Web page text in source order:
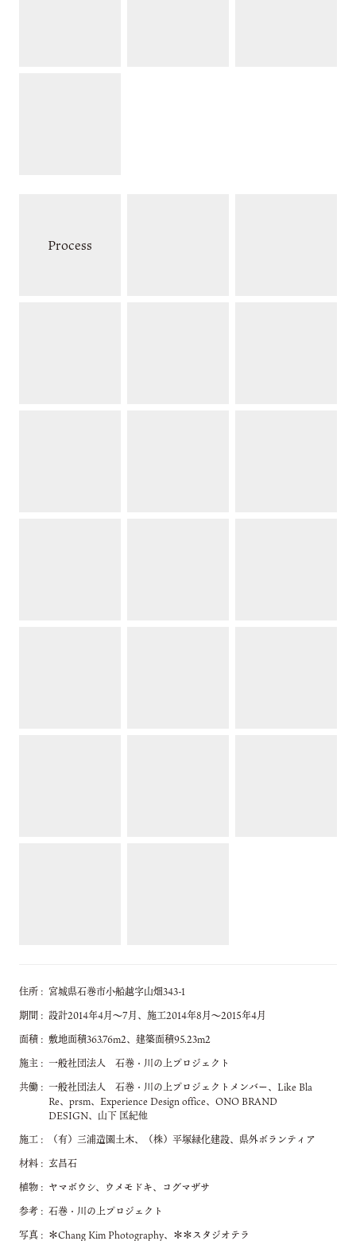
Process
住所
宮城県石巻市小船越字山畑343-1
期間
設計2014年4月～7月、施工2014年8月～2015年4月
面積
敷地面積363.76m2、建築面積95.23m2
施主
一般社団法人 石巻・川の上プロジェクト
共働
一般社団法人 石巻・川の上プロジェクトメンバー、Like Bla
Re、prsm、Experience Design office、ONO BRAND
DESIGN、山下 匡紀他
施工
（有）三浦造園土木、（株）平塚緑化建設、県外ボランティア
材料
玄昌石
植物
ヤマボウシ、ウメモドキ、コグマザサ
参考
石巻・川の上プロジェクト
写真
＊Chang Kim Photography、＊＊スタジオテラ